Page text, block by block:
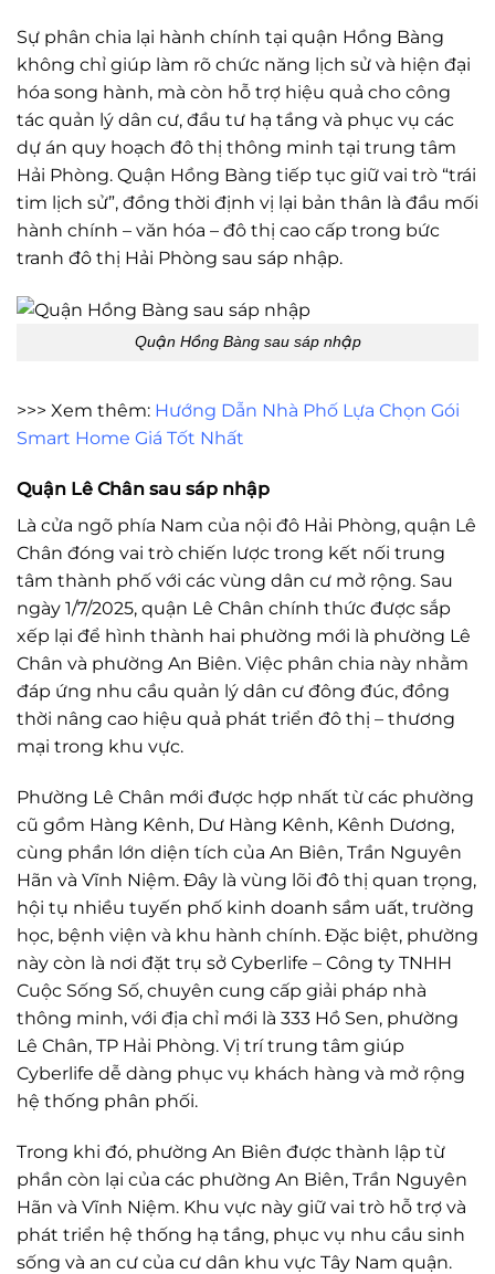
Sự phân chia lại hành chính tại quận Hồng Bàng
không chỉ giúp làm rõ chức năng lịch sử và hiện đại
hóa song hành, mà còn hỗ trợ hiệu quả cho công
tác quản lý dân cư, đầu tư hạ tầng và phục vụ các
dự án quy hoạch đô thị thông minh tại trung tâm
Hải Phòng. Quận Hồng Bàng tiếp tục giữ vai trò “trái
tim lịch sử”, đồng thời định vị lại bản thân là đầu mối
hành chính – văn hóa – đô thị cao cấp trong bức
tranh đô thị Hải Phòng sau sáp nhập.
Quận Hồng Bàng sau sáp nhập
>>> Xem thêm: Hướng Dẫn Nhà Phố Lựa Chọn Gói
Smart Home Giá Tốt Nhất
Quận Lê Chân sau sáp nhập
Là cửa ngõ phía Nam của nội đô Hải Phòng, quận Lê
Chân đóng vai trò chiến lược trong kết nối trung
tâm thành phố với các vùng dân cư mở rộng. Sau
ngày 1/7/2025, quận Lê Chân chính thức được sắp
xếp lại để hình thành hai phường mới là phường Lê
Chân và phường An Biên. Việc phân chia này nhằm
đáp ứng nhu cầu quản lý dân cư đông đúc, đồng
thời nâng cao hiệu quả phát triển đô thị – thương
mại trong khu vực.
Phường Lê Chân mới được hợp nhất từ các phường
cũ gồm Hàng Kênh, Dư Hàng Kênh, Kênh Dương,
cùng phần lớn diện tích của An Biên, Trần Nguyên
Hãn và Vĩnh Niệm. Đây là vùng lõi đô thị quan trọng,
hội tụ nhiều tuyến phố kinh doanh sầm uất, trường
học, bệnh viện và khu hành chính. Đặc biệt, phường
này còn là nơi đặt trụ sở Cyberlife – Công ty TNHH
Cuộc Sống Số, chuyên cung cấp giải pháp nhà
thông minh, với địa chỉ mới là 333 Hồ Sen, phường
Lê Chân, TP Hải Phòng. Vị trí trung tâm giúp
Cyberlife dễ dàng phục vụ khách hàng và mở rộng
hệ thống phân phối.
Trong khi đó, phường An Biên được thành lập từ
phần còn lại của các phường An Biên, Trần Nguyên
Hãn và Vĩnh Niệm. Khu vực này giữ vai trò hỗ trợ và
phát triển hệ thống hạ tầng, phục vụ nhu cầu sinh
sống và an cư của cư dân khu vực Tây Nam quận.